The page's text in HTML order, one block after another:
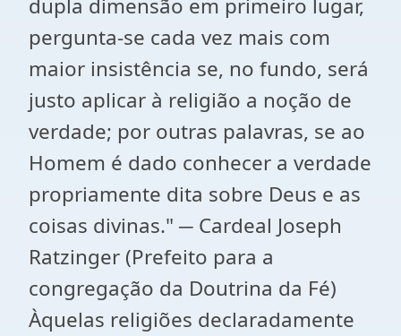
dupla dimensão em primeiro lugar,
pergunta-se cada vez mais com
maior insistência se, no fundo, será
justo aplicar à religião a noção de
verdade; por outras palavras, se ao
Homem é dado conhecer a verdade
propriamente dita sobre Deus e as
coisas divinas." ─ Cardeal Joseph
Ratzinger (Prefeito para a
congregação da Doutrina da Fé)
Àquelas religiões declaradamente